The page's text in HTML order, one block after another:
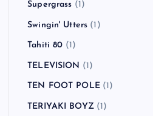
Supergrass (1)
Swingin' Utters (1)
Tahiti 80 (1)
TELEVISION (1)
TEN FOOT POLE(1)
TERIYAKI BOYZ(1)